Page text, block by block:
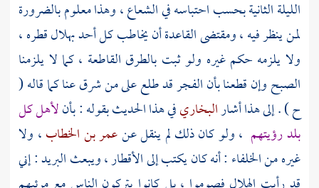
الليلة الثانية بحسب احتباسه في الشعاع ، وهذا معلوم بالضرورة
لمن ينظر فيه ، ومقتضى القاعدة أن يخاطب كل أحد بهلال قطره ،
ولا يلزمه حكم غيره ولو ثبت بالطرق القاطعة ، كما لا يلزمنا
الصبح وإن قطعنا بأن الفجر قد طلع على من شرق عنا كما قاله (
ح ) . إلى هذا أشارالبخاريفي هذا الحديث بقوله : بأنلأهل كل
بلد رؤيتهم ، ولو كان ذلك لم ينقل عنعمر بن الخطاب، ولا
غيره من الخلفاء : أنه كان يكتب إلى الأقطار ، ويبعث البريد : إني